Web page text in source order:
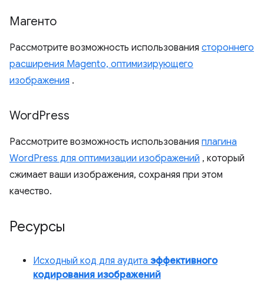
Магенто
Рассмотрите возможность использования стороннего
расширения Magento, оптимизирующего
изображения .
WordPress
Рассмотрите возможность использования плагина
WordPress для оптимизации изображений , который
сжимает ваши изображения, сохраняя при этом
качество.
Ресурсы
Исходный код для аудита эффективного
кодирования изображений